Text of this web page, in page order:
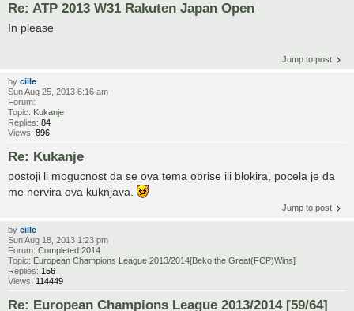
Re: ATP 2013 W31 Rakuten Japan Open
In please
Jump to post
by cille
Sun Aug 25, 2013 6:16 am
Forum:
Topic: Kukanje
Replies: 84
Views: 896
Re: Kukanje
postoji li mogucnost da se ova tema obrise ili blokira, pocela je da
me nervira ova kuknjava.
Jump to post
by cille
Sun Aug 18, 2013 1:23 pm
Forum: Completed 2014
Topic: European Champions League 2013/2014[Beko the Great(FCP)Wins]
Replies: 156
Views: 114449
Re: European Champions League 2013/2014 [59/64]